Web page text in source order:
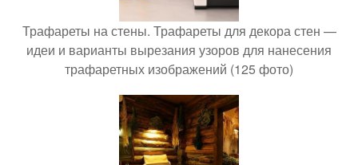
Трафареты на стены. Трафареты для декора стен —
идеи и варианты вырезания узоров для нанесения
трафаретных изображений (125 фото)